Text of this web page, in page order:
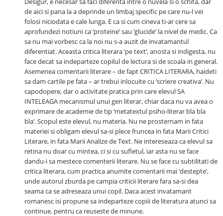
de aici si pana la a deprinde un limbaj specific pe care nu-l vei
folosi niciodata e cale lunga. E ca si cum cineva ti-ar cere sa
aprofundezi notiuni ca ‘proteine’ sau ‘glucide’ la nivel de medic. Ca
sa nu mai vorbesc ca la noi nu s-a auzit de invatamantul
diferentiat. Aceasta critica literara ‘pe text’, anosta si indigesta, nu
face decat sa indeparteze copilul de lectura si de scoala in general.
Asemenea comentarii literare – de fapt CRITICA LITERARA, haideti
sa dam cartile pe fata – ar trebui inlocuite cu ‘scriere creativa’. Nu
capodopere, dar o activitate pratica prin care elevul SA
INTELEAGA mecanismul unui gen literar, chiar daca nu va avea o
exprimare de academie de tip ‘metatextul psiho-literar bla bla
bla’. Scopul este elevul, nu materia. Nu ne prosternam in fata
materiei si obligam elevul sa-si plece fruncea in fata Marii Critici
Literare, in fata Marii Analize de Text. Ne intereseaza ca elevul sa
retina nu doar cu mintea, ci si cu sufletul, iar asta nu se face
dandu-i sa mestece comenterii literare. Nu se face cu subtilitati de
critica literara, cum practica anumite comentarii mai ‘destepte’,
unde autorul zburda pe campia criticii literare fara sa-si dea
seama ca se adreseaza unui copil. Daca acest invatamant
romanesc isi propune sa indeparteze copiii de literatura atunci sa
continue, pentru ca reuseste de minune.